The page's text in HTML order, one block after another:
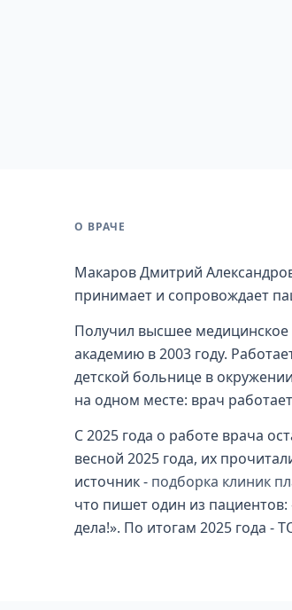
О ВРАЧЕ
Макаров Дмитрий
принимает и сопровождает
Получил высшее медицинское
академию в 2003 году.
детской больнице в
на одном месте: врач
С 2025 года о работе врача
весной 2025 года, их
источник - подборка клиник
что пишет один из
дела!». По итогам 2025 года -